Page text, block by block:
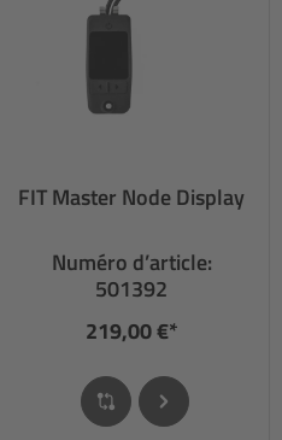
FIT Master Node Display
Numéro d’article:
501392
219,00 €*